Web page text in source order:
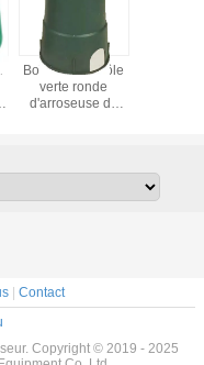
Boîte de contrôle
verte ronde
d'arroseuse de
millimètre pour la
| Contact
Copyright © 2019 - 2025